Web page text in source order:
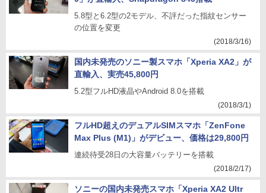
5.8型と6.2型の2モデル、不評だった指紋センサー
の位置を変更
(2018/3/16)
国内未発売のソニー製スマホ「Xperia XA2」が
直輸入、実売45,800円
5.2型フルHD液晶やAndroid 8.0を搭載
(2018/3/1)
フルHD超えのデュアルSIMスマホ「ZenFone
Max Plus (M1)」がデビュー、価格は29,800円
連続待受28日の大容量バッテリーを搭載
(2018/2/17)
ソニーの国内未発売スマホ「Xperia XA2 Ultr